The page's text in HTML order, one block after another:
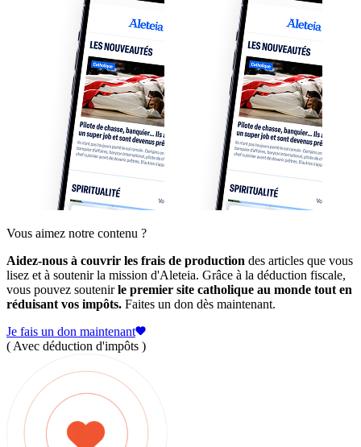
Vous aimez notre contenu ?
Aidez-nous à couvrir les frais de production des articles que vous
lisez et à soutenir la mission d'Aleteia. Grâce à la déduction fiscale,
vous pouvez soutenirle premier site catholique au monde tout en
réduisant vos impôts. Faites un don dès maintenant.
Je fais un don maintenant
( Avec déduction d'impôts )